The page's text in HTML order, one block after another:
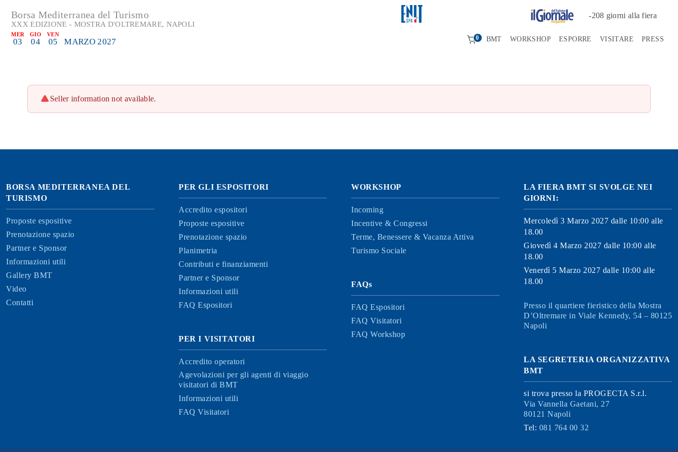
Borsa Mediterranea del Turismo
XXX EDIZIONE - MOSTRA D'OLTREMARE, NAPOLI
MER
03
GIO
04
VEN
05 MARZO 2027
-208 giorni alla fiera
0 BMT WORKSHOP ESPORRE VISITARE PRESS
Seller information not available.
BORSA MEDITERRANEA DEL
TURISMO
Proposte espositive
Prenotazione spazio
Partner e Sponsor
Informazioni utili
Gallery BMT
Video
Contatti
PER GLI ESPOSITORI
Accredito espositori
Proposte espositive
Prenotazione spazio
Planimetria
Contributi e finanziamenti
Partner e Sponsor
Informazioni utili
FAQ Espositori
PER I VISITATORI
Accredito operatori
Agevolazioni per gli agenti di viaggio
visitatori di BMT
Informazioni utili
FAQ Visitatori
WORKSHOP
Incoming
Incentive & Congressi
Terme, Benessere & Vacanza Attiva
Turismo Sociale
FAQs
FAQ Espositori
FAQ Visitatori
FAQ Workshop
LA FIERA BMT SI SVOLGE NEI
GIORNI:
Mercoledì 3 Marzo 2027 dalle 10:00 alle
18.00
Giovedì 4 Marzo 2027 dalle 10:00 alle
18.00
Venerdì 5 Marzo 2027 dalle 10:00 alle
18.00
Presso il quartiere fieristico della Mostra
D’Oltremare in Viale Kennedy, 54 – 80125
Napoli
LA SEGRETERIA ORGANIZZATIVA
BMT
si trova presso la PROGECTA S.r.l.
Via Vannella Gaetani, 27
80121 Napoli
Tel: 081 764 00 32